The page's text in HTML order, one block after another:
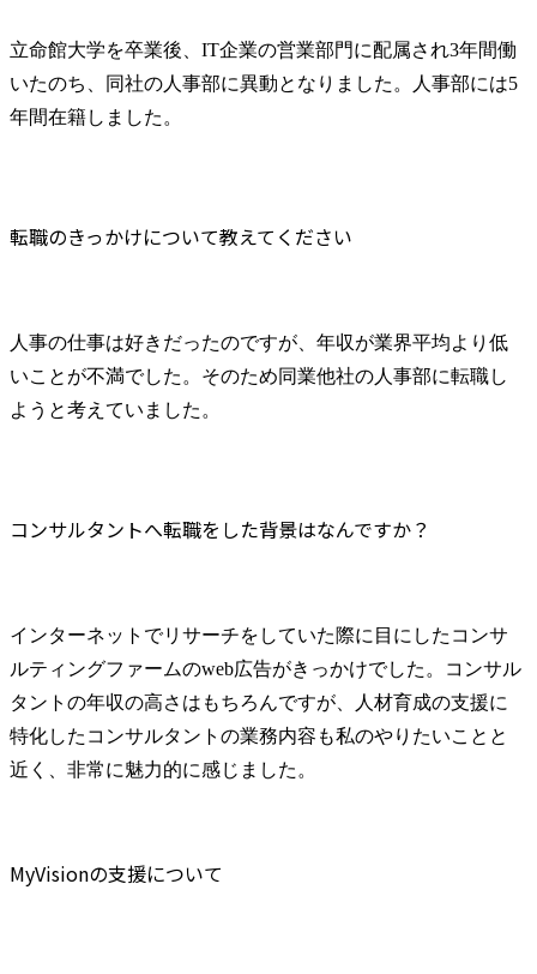
立命館大学を卒業後、IT企業の営業部門に配属され3年間働
いたのち、同社の人事部に異動となりました。人事部には5
年間在籍しました。
転職のきっかけについて教えてください
人事の仕事は好きだったのですが、年収が業界平均より低
いことが不満でした。そのため同業他社の人事部に転職し
ようと考えていました。
コンサルタントへ転職をした背景はなんですか？
インターネットでリサーチをしていた際に目にしたコンサ
ルティングファームのweb広告がきっかけでした。コンサル
タントの年収の高さはもちろんですが、人材育成の支援に
特化したコンサルタントの業務内容も私のやりたいことと
近く、非常に魅力的に感じました。
MyVisionの支援について